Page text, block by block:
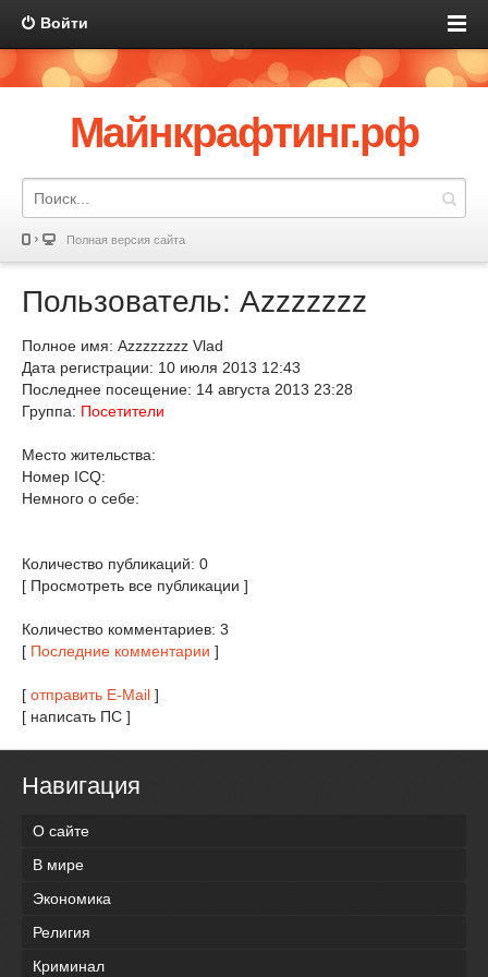
Войти
Майнкрафтинг.рф
Полная версия сайта
Пользователь: Azzzzzzz
Полное имя: Azzzzzzzz Vlad
Дата регистрации: 10 июля 2013 12:43
Последнее посещение: 14 августа 2013 23:28
Группа: Посетители
Место жительства:
Номер ICQ:
Немного о себе:
Количество публикаций: 0
[ Просмотреть все публикации ]
Количество комментариев: 3
[ Последние комментарии ]
[ отправить E-Mail ]
[ написать ПС ]
Навигация
О сайте
В мире
Экономика
Религия
Криминал